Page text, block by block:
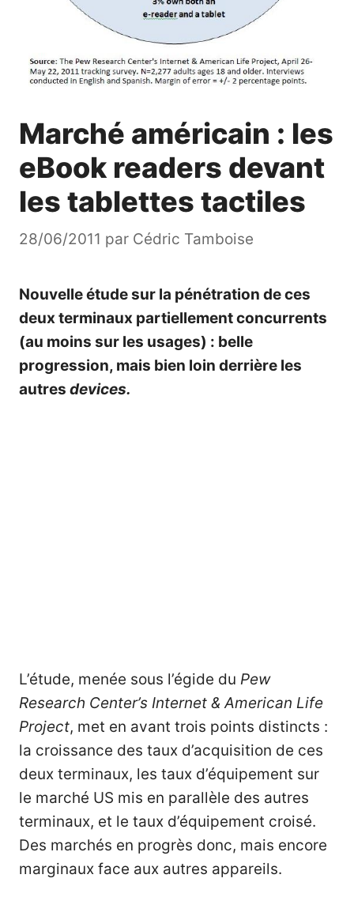
Marché américain : les
eBook readers devant
les tablettes tactiles
28/06/2011 par Cédric Tamboise
Nouvelle étude sur la pénétration de ces
deux terminaux partiellement concurrents
(au moins sur les usages) : belle
progression, mais bien loin derrière les
autres devices.
L’étude, menée sous l’égide du Pew
Research Center’s Internet & American Life
Project, met en avant trois points distincts :
la croissance des taux d’acquisition de ces
deux terminaux, les taux d’équipement sur
le marché US mis en parallèle des autres
terminaux, et le taux d’équipement croisé.
Des marchés en progrès donc, mais encore
marginaux face aux autres appareils.